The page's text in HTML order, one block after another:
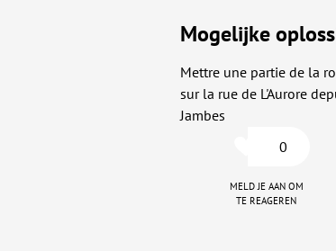
Mogelijke
Mettre une partie de la
sur la rue de L'Aurore
Jambes
0
Meld je aan om
te reageren